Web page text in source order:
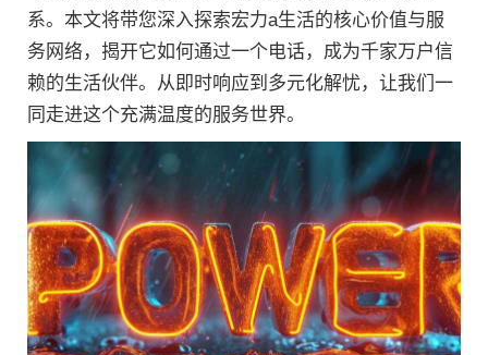
系。本文将带您深入探索宏力a生活的核心价值与服
务网络，揭开它如何通过一个电话，成为千家万户信
赖的生活伙伴。从即时响应到多元化解忧，让我们一
同走进这个充满温度的服务世界。